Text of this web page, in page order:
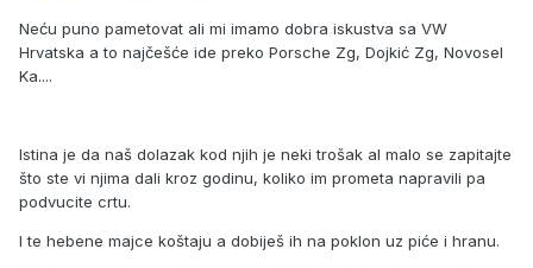
Neću puno pametovat ali mi imamo dobra iskustva sa VW
Hrvatska a to najčešće ide preko Porsche Zg, Dojkić Zg, Novosel
Ka....
Istina je da naš dolazak kod njih je neki trošak al malo se zapitajte
što ste vi njima dali kroz godinu, koliko im prometa napravili pa
podvucite crtu.
I te hebene majce koštaju a dobiješ ih na poklon uz piće i hranu.